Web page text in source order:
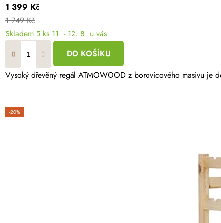
1 399 Kč
1 749 Kč
Skladem 5 ks 11. - 12. 8. u vás
DO KOŠÍKU
Vysoký dřevěný regál ATMOWOOD z borovicového masivu je
-20%